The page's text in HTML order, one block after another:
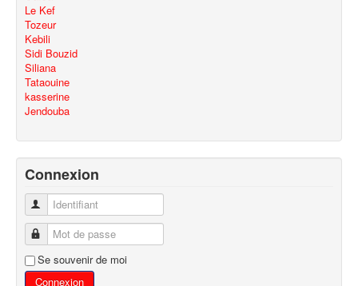
Le Kef
Tozeur
Kebili
Sidi Bouzid
Siliana
Tataouine
kasserine
Jendouba
Connexion
Identifiant
Mot de passe
Se souvenir de moi
Connexion